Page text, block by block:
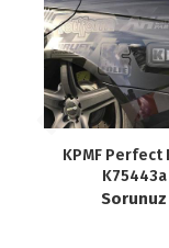
KPMF Perfect
K75443a
Sorunuz